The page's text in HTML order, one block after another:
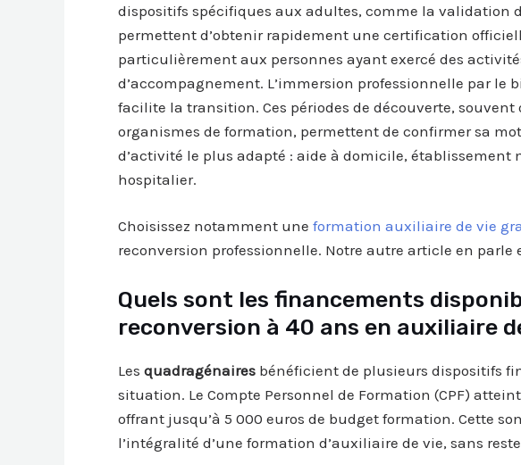
dispositifs spécifiques aux adultes, comme la validation
permettent d’obtenir rapidement une certification
particulièrement aux personnes ayant exercé des
d’accompagnement. L’immersion professionnelle par le
facilite la transition. Ces périodes de découverte, souvent
organismes de formation, permettent de confirmer sa
d’activité le plus adapté : aide à domicile, établissement
hospitalier.
Choisissez notamment une formation auxiliaire de vie
reconversion professionnelle. Notre autre article en parle
Quels sont les financements
reconversion à 40 ans en auxiliaire
Les quadragénaires bénéficient de plusieurs dispositifs
situation. Le Compte Personnel de Formation (CPF)
offrant jusqu’à 5 000 euros de budget formation. Cette
l’intégralité d’une formation d’auxiliaire de vie, sans